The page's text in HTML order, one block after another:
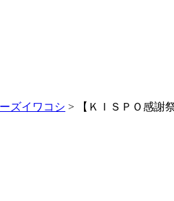
ズイワコシ > 【ＫＩＳＰＯ感謝祭